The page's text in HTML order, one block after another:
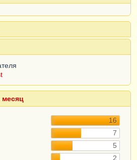
месяц
16
7
5
2